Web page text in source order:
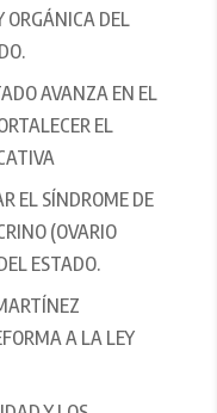
ORGÁNICA DEL
AVANZA EN EL
EL
EL SÍNDROME DE
(OVARIO
ESTADO.
A LA LEY